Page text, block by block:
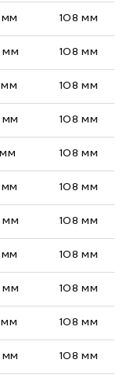
108 мм
мм 108 мм
108 мм
108 мм
108 мм
108 мм
108 мм
108 мм
мм 108 мм
108 мм
108 мм